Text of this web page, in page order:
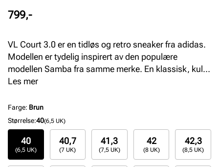
Pris
799,-
VL Court 3.0 er en tidløs og retro sneaker fra adidas.
Modellen er tydelig inspirert av den populære
modellen Samba fra samme merke. En klassisk, kul
og anerkjent silhuett med 3-Stripes og vulkanisert
Les mer
Farge: Brun
Størrelse:40(6,5 UK)
40
(6,5 UK)
40,7
(7 UK)
41,3
(7,5 UK)
42
(8 UK)
42,3
(8,5 UK)